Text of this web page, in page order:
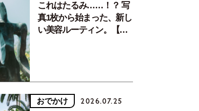
これはたるみ……！？ 写
真1枚から始まった、新し
い美容ルーティン。【中
おでかけ 2026.07.25